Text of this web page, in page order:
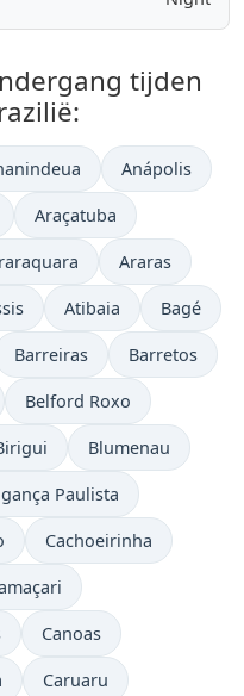
tijden
Anápolis
Araçatuba
Araras
Atibaia Bagé
Barreiras Barretos
Belford Roxo
Blumenau
Paulista
Cachoeirinha
Canoas
Caruaru